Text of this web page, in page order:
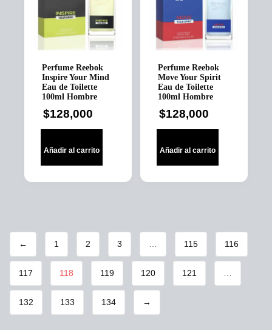
Perfume Reebok
Inspire Your Mind
Eau de Toilette
100ml Hombre
$128,000
Añadir al carrito
Perfume Reebok
Move Your Spirit
Eau de Toilette
100ml Hombre
$128,000
Añadir al carrito
← 1 2 3 115 116
117 118 119 120 121
132 133 134 →